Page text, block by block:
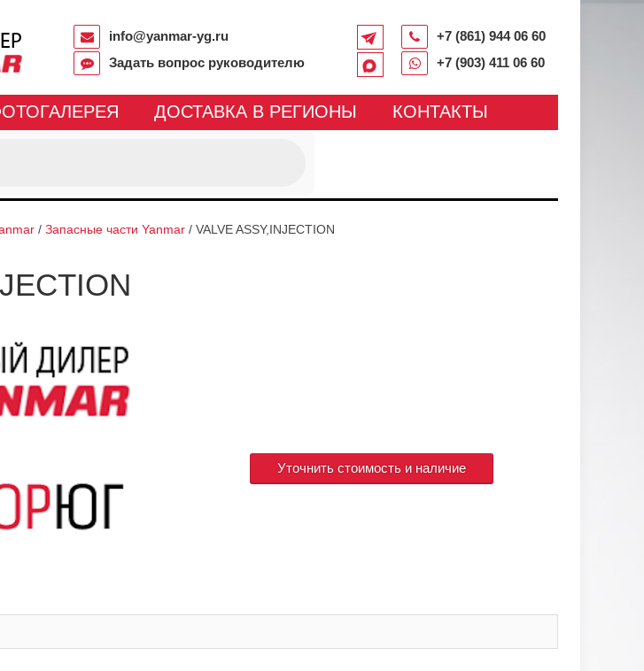
+7 (861) 944 06 60
+7 (903) 411 06 60
info@yanmar-yg.ru
Задать вопрос руководителю
ДОСТАВКА В РЕГИОНЫ КОНТАКТЫ
/ Запасные части Yanmar/ VALVE ASSY,INJECTION
Уточнить стоимость и наличие